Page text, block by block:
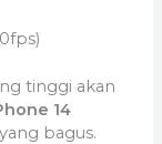
tinggi akan
14
bagus.